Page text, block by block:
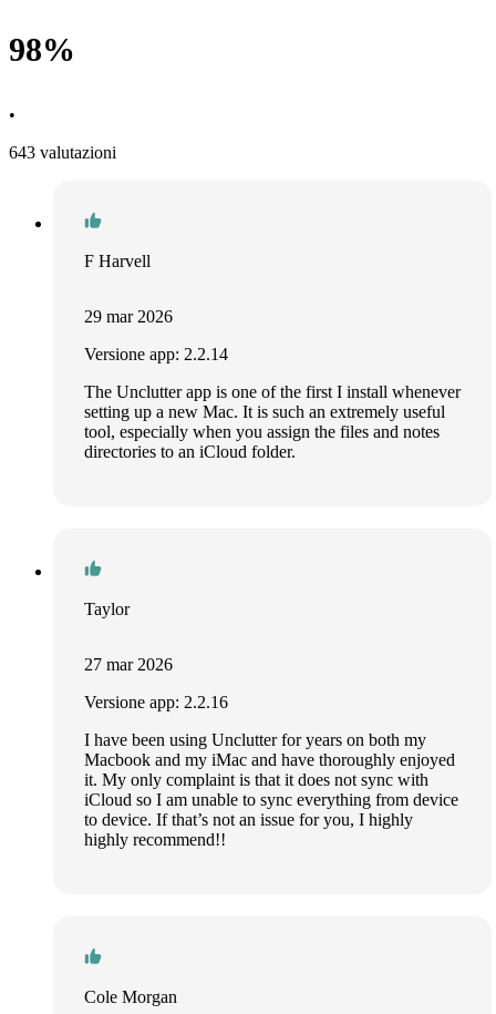
98%
•
643 valutazioni
F Harvell
29 mar 2026
Versione app: 2.2.14
The Unclutter app is one of the first I install whenever
setting up a new Mac. It is such an extremely useful
tool, especially when you assign the files and notes
directories to an iCloud folder.
Taylor
27 mar 2026
Versione app: 2.2.16
I have been using Unclutter for years on both my
Macbook and my iMac and have thoroughly enjoyed
it. My only complaint is that it does not sync with
iCloud so I am unable to sync everything from device
to device. If that’s not an issue for you, I highly
highly recommend!!
Cole Morgan